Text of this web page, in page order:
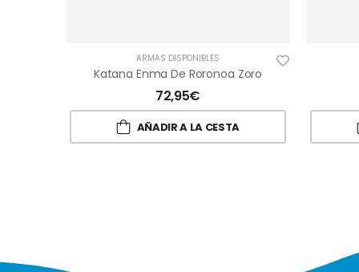
ARMAS DISPONIBLES
Katana Enma De Roronoa Zoro
72,95€
AÑADIR A LA CESTA